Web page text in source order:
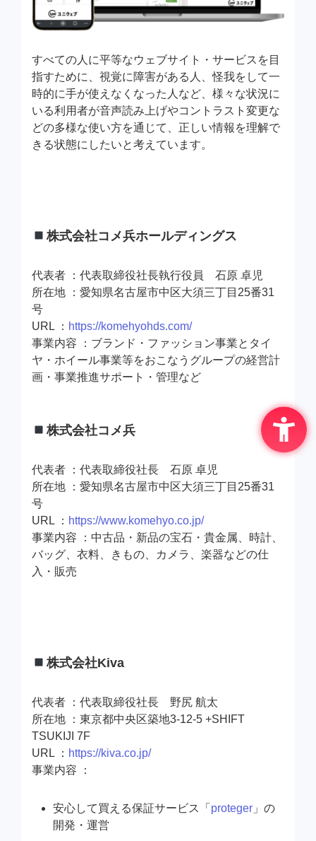
すべての人に平等なウェブサイト・サービスを目
指すために、視覚に障害がある人、怪我をして一
時的に手が使えなくなった人など、様々な状況に
いる利用者が音声読み上げやコントラスト変更な
どの多様な使い方を通じて、正しい情報を理解で
きる状態にしたいと考えています。
株式会社コメ兵ホールディングス
代表者 ：代表取締役社長執行役員 石原 卓児
所在地 ：愛知県名古屋市中区大須三丁目25番31
号
URL ： https://komehyohds.com/
事業内容 ：ブランド・ファッション事業とタイ
ヤ・ホイール事業等をおこなうグループの経営計
画・事業推進サポート・管理など
株式会社コメ兵
代表者 ：代表取締役社長 石原 卓児
所在地 ：愛知県名古屋市中区大須三丁目25番31
号
URL ： https://www.komehyo.co.jp/
事業内容 ：中古品・新品の宝石・貴金属、時計、
バッグ、衣料、きもの、カメラ、楽器などの仕
入・販売
株式会社Kiva
代表者 ：代表取締役社長 野尻 航太
所在地 ：東京都中央区築地3-12-5 +SHIFT
TSUKIJI 7F
URL ： https://kiva.co.jp/
事業内容 ：
安心して買える保証サービス「 proteger 」の
開発・運営